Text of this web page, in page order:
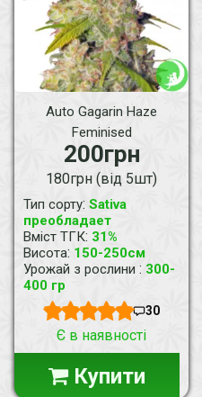
Auto Gagarin Haze
Feminised
200грн
180грн (від 5шт)
Тип сорту: Sativa
преобладает
Вміст ТГК: 31%
Висота: 150-250см
Урожай з рослини : 300-
400 гр
30
Є в наявності
Купити